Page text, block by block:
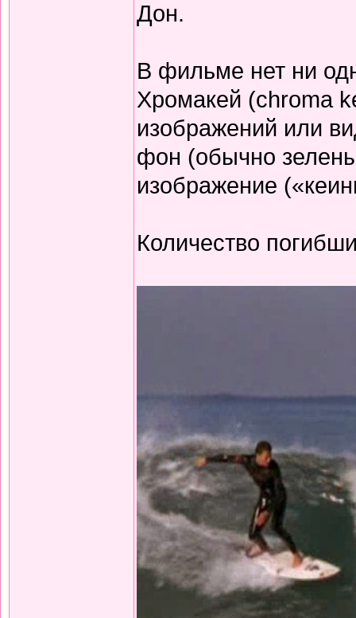
Дон.
В фильме нет ни
Хромакей (chroma
изображений или
фон (обычно
изображение
Количество